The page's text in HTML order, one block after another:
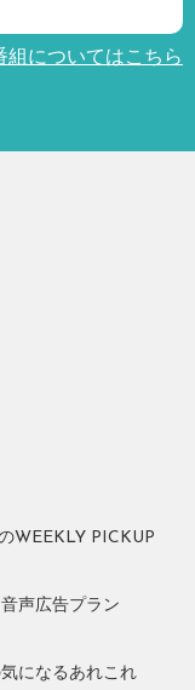
組についてはこちら
WEEKLY PICKUP
声広告プラン
になるあれこれ